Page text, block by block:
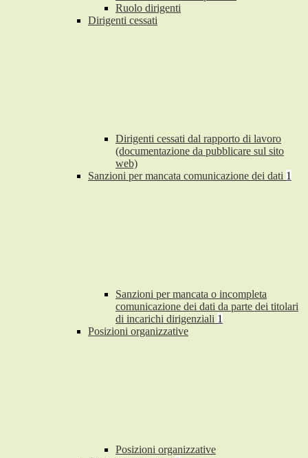
Ruolo dirigenti
Dirigenti cessati
Dirigenti cessati dal rapporto di lavoro
(documentazione da pubblicare sul sito
web)
Sanzioni per mancata comunicazione dei dati 1
Sanzioni per mancata o incompleta
comunicazione dei dati da parte dei titolari
di incarichi dirigenziali 1
Posizioni organizzative
Posizioni organizzative